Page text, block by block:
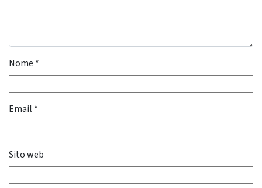
Nome *
Email *
Sito web